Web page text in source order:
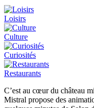
Loisirs
Culture
Curiosités
Restaurants
C’est au cœur du château
Mistral propose des